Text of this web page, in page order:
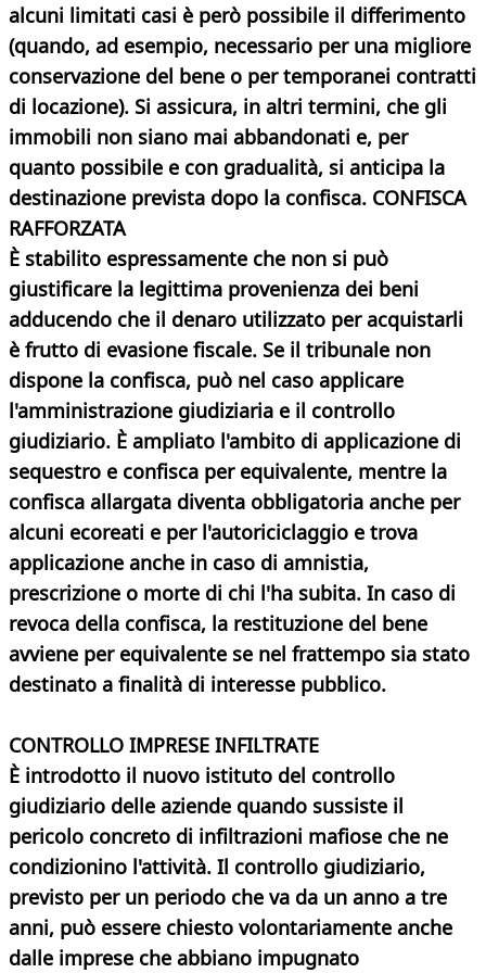
alcuni limitati casi è però possibile il differimento
(quando, ad esempio, necessario per una migliore
conservazione del bene o per temporanei contratti
di locazione). Si assicura, in altri termini, che gli
immobili non siano mai abbandonati e, per
quanto possibile e con gradualità, si anticipa la
destinazione prevista dopo la confisca. CONFISCA
RAFFORZATA
È stabilito espressamente che non si può
giustificare la legittima provenienza dei beni
adducendo che il denaro utilizzato per acquistarli
è frutto di evasione fiscale. Se il tribunale non
dispone la confisca, può nel caso applicare
l'amministrazione giudiziaria e il controllo
giudiziario. È ampliato l'ambito di applicazione di
sequestro e confisca per equivalente, mentre la
confisca allargata diventa obbligatoria anche per
alcuni ecoreati e per l'autoriciclaggio e trova
applicazione anche in caso di amnistia,
prescrizione o morte di chi l'ha subita. In caso di
revoca della confisca, la restituzione del bene
avviene per equivalente se nel frattempo sia stato
destinato a finalità di interesse pubblico.
CONTROLLO IMPRESE INFILTRATE
È introdotto il nuovo istituto del controllo
giudiziario delle aziende quando sussiste il
pericolo concreto di infiltrazioni mafiose che ne
condizionino l'attività. Il controllo giudiziario,
previsto per un periodo che va da un anno a tre
anni, può essere chiesto volontariamente anche
dalle imprese che abbiano impugnato